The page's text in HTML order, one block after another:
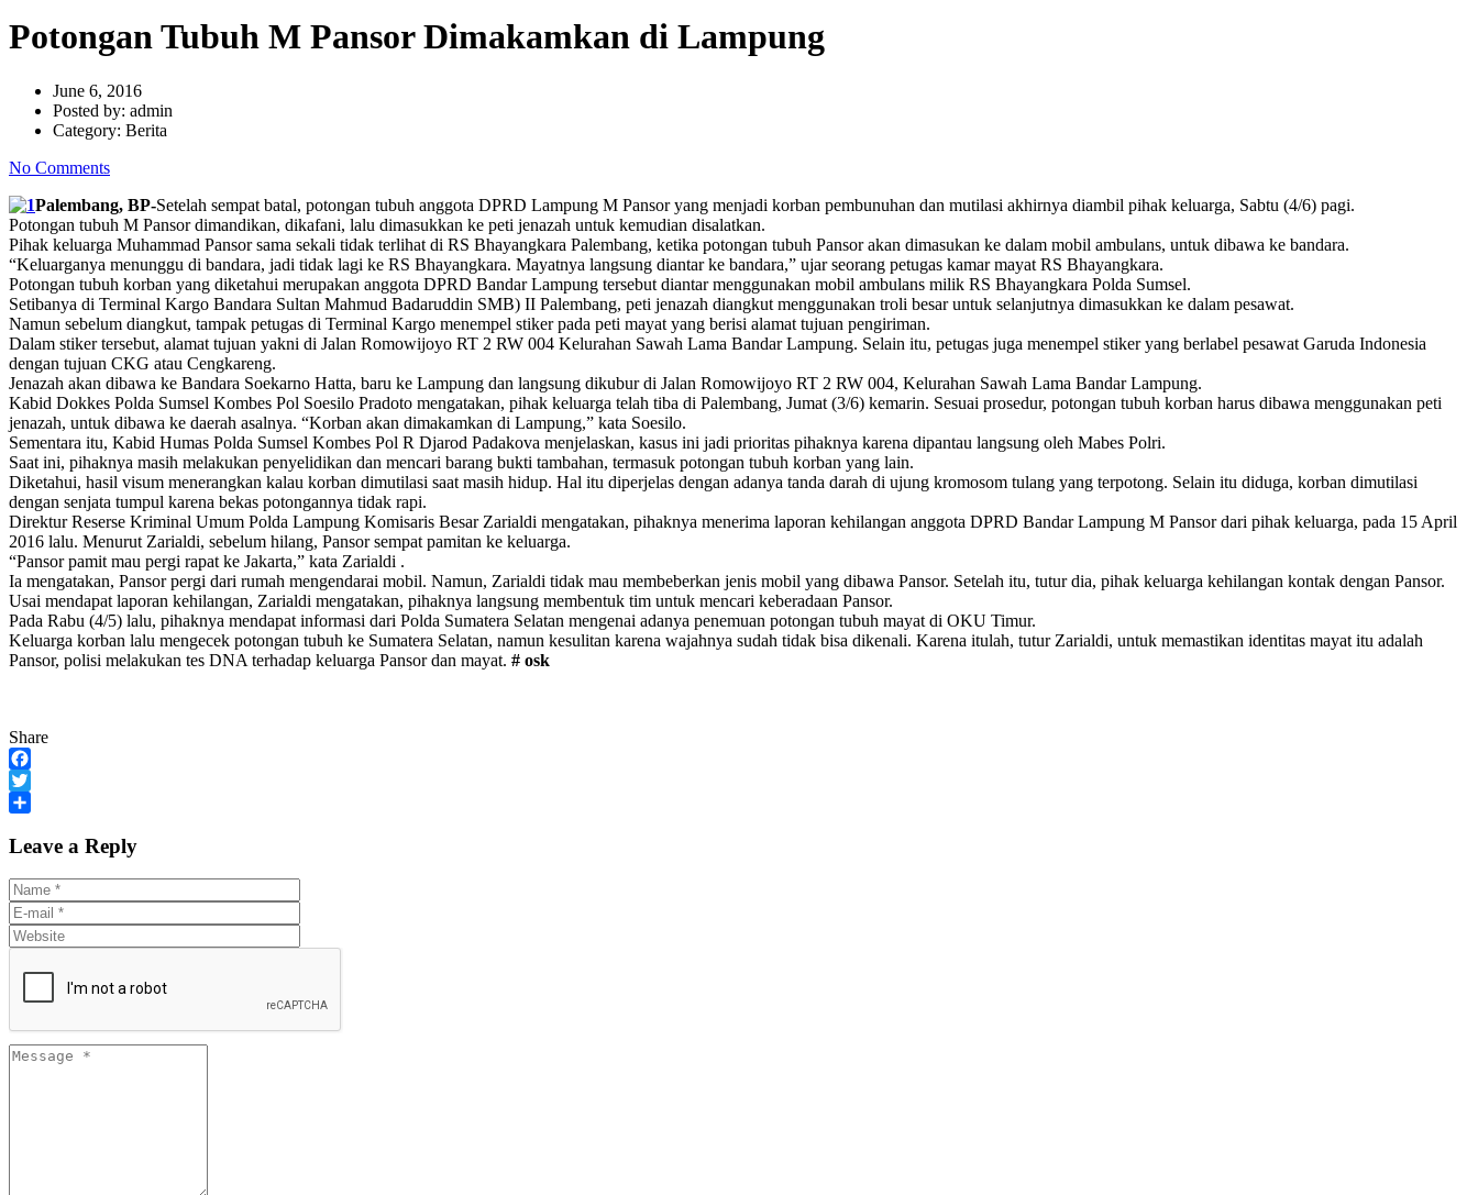
Potongan Tubuh M Pansor Dimakamkan di Lampung
June 6, 2016
Posted by: admin
Category: Berita
No Comments
Palembang, BP-Setelah sempat batal, potongan tubuh anggota DPRD Lampung M Pansor yang menjadi korban pembunuhan dan mutilasi akhirnya diambil pihak keluarga, Sabtu (4/6) pagi.
Potongan tubuh M Pansor dimandikan, dikafani, lalu dimasukkan ke peti jenazah untuk kemudian disalatkan.
Pihak keluarga Muhammad Pansor sama sekali tidak terlihat di RS Bhayangkara Palembang, ketika potongan tubuh Pansor akan dimasukan ke dalam mobil ambulans, untuk dibawa ke bandara.
“Keluarganya menunggu di bandara, jadi tidak lagi ke RS Bhayangkara. Mayatnya langsung diantar ke bandara,” ujar seorang petugas kamar mayat RS Bhayangkara.
Potongan tubuh korban yang diketahui merupakan anggota DPRD Bandar Lampung tersebut diantar menggunakan mobil ambulans milik RS Bhayangkara Polda Sumsel.
Setibanya di Terminal Kargo Bandara Sultan Mahmud Badaruddin SMB) II Palembang, peti jenazah diangkut menggunakan troli besar untuk selanjutnya dimasukkan ke dalam pesawat.
Namun sebelum diangkut, tampak petugas di Terminal Kargo menempel stiker pada peti mayat yang berisi alamat tujuan pengiriman.
Dalam stiker tersebut, alamat tujuan yakni di Jalan Romowijoyo RT 2 RW 004 Kelurahan Sawah Lama Bandar Lampung. Selain itu, petugas juga menempel stiker yang berlabel pesawat Garuda Indonesia
dengan tujuan CKG atau Cengkareng.
Jenazah akan dibawa ke Bandara Soekarno Hatta, baru ke Lampung dan langsung dikubur di Jalan Romowijoyo RT 2 RW 004, Kelurahan Sawah Lama Bandar Lampung.
Kabid Dokkes‎ Polda Sumsel Kombes Pol Soesilo Pradoto mengatakan, pihak keluarga telah tiba di Palembang, Jumat (3/6) kemarin. Sesuai prosedur, potongan tubuh korban harus dibawa menggunakan peti
jenazah, untuk dibawa ke daerah asalnya. “Korban akan dimakamkan di Lampung,” kata Soesilo.
Sementara itu, Kabid Humas Polda Sumsel Kombes Pol R Djarod Padakova menjelaskan, kasus ini jadi prioritas pihaknya karena dipantau langsung oleh Mabes Polri.
Saat ini, pihaknya masih melakukan penyelidikan dan mencari barang bukti tambahan, termasuk potongan tubuh korban yang lain.
Diketahui, hasil visum menerangkan kalau korban dimutilasi saat masih hidup. Hal itu diperjelas dengan adanya tanda darah di ujung kromosom tulang yang terpotong. ‎Selain itu diduga, korban dimutilasi
dengan senjata tumpul karena bekas potongannya tidak rapi.
Direktur Reserse Kriminal Umum Polda Lampung Komisaris Besar Zarialdi mengatakan, pihaknya menerima laporan kehilangan anggota DPRD Bandar Lampung M Pansor dari pihak keluarga, pada 15 April
2016 lalu. Menurut Zarialdi, sebelum hilang, Pansor sempat pamitan ke keluarga.
“Pansor pamit mau pergi rapat ke Jakarta,” kata Zarialdi .
Ia mengatakan, Pansor pergi dari rumah mengendarai mobil. Namun, Zarialdi tidak mau membeberkan jenis mobil yang dibawa Pansor. Setelah itu, tutur dia, pihak keluarga kehilangan kontak dengan Pansor.
Usai mendapat laporan kehilangan, Zarialdi mengatakan, pihaknya langsung membentuk tim untuk mencari keberadaan Pansor.
Pada Rabu (4/5) lalu, pihaknya mendapat informasi dari Polda Sumatera Selatan mengenai adanya penemuan potongan tubuh mayat di OKU Timur.
Keluarga korban lalu mengecek potongan tubuh ke Sumatera Selatan, namun kesulitan karena wajahnya sudah tidak bisa dikenali. Karena itulah, tutur Zarialdi, untuk memastikan identitas mayat itu adalah
Pansor, polisi melakukan tes DNA terhadap keluarga Pansor dan mayat. # osk
Share
Facebook
Twitter
Leave a Reply